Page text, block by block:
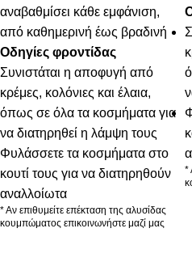
αναβαθμίσει κάθε εμφάνιση,
από καθημερινή έως βραδινή
Οδηγίες φροντίδας
Συνιστάται η αποφυγή από
κρέμες, κολόνιες και έλαια,
όπως σε όλα τα κοσμήματα για
να διατηρηθεί η λάμψη τους
Φυλάσσετε τα κοσμήματα στο
κουτί τους για να διατηρηθούν
αναλλοίωτα
* Αν επιθυμείτε επέκταση της αλυσίδας
κουμπώματος επικοινωνήστε μαζί μας
*